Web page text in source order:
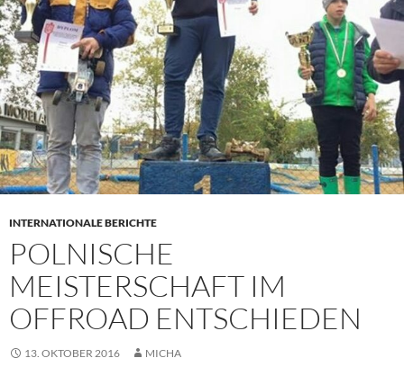
INTERNATIONALE BERICHTE
POLNISCHE
MEISTERSCHAFT IM
OFFROAD ENTSCHIEDEN
13. OKTOBER 2016 MICHA